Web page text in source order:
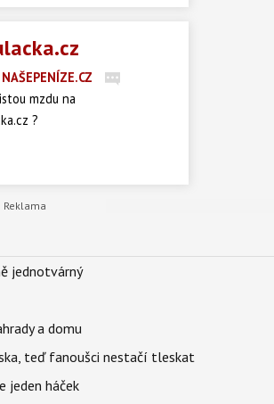
mzdu na
?
jednotvárný
a domu
teď fanoušci nestačí tleskat
jeden háček